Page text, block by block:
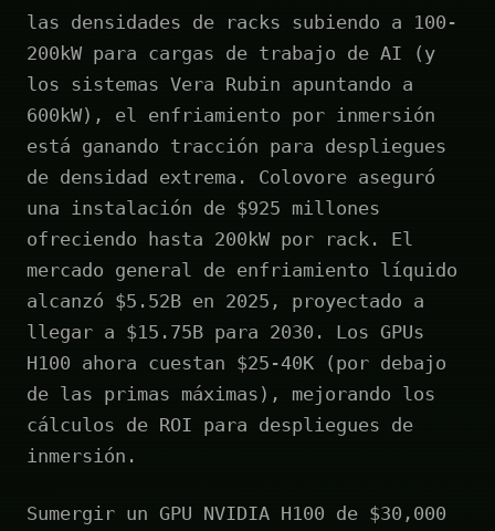
las densidades de racks subiendo a 100-
200kW para cargas de trabajo de AI (y
los sistemas Vera Rubin apuntando a
600kW), el enfriamiento por inmersión
está ganando tracción para despliegues
de densidad extrema. Colovore aseguró
una instalación de $925 millones
ofreciendo hasta 200kW por rack. El
mercado general de enfriamiento líquido
alcanzó $5.52B en 2025, proyectado a
llegar a $15.75B para 2030. Los GPUs
H100 ahora cuestan $25-40K (por debajo
de las primas máximas), mejorando los
cálculos de ROI para despliegues de
inmersión.
Sumergir un GPU NVIDIA H100 de $30,000